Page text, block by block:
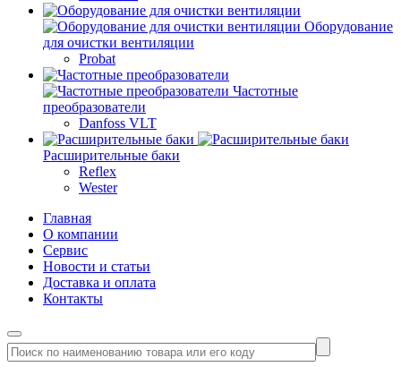
Оборудование
для очистки вентиляции
Probat
Частотные
преобразователи
Danfoss VLT
Расширительные баки
Reflex
Wester
Главная
О компании
Сервис
Новости и статьи
Доставка и оплата
Контакты